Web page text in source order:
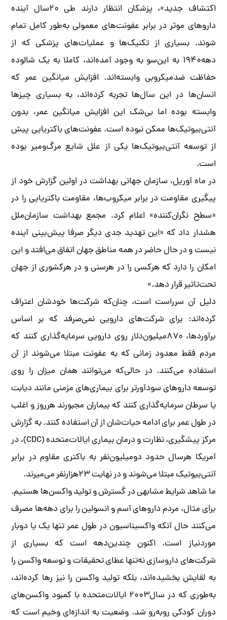
اکتشاف جدید»، پزشکان انتظار دارند طی ۲۰‌سال آینده
داروهای موثر در برابر عفونت‌های معمولی به‌طور کامل تمام
شوند. بسیاری از تکنیک‌ها و عملیات‌های پزشکی که از
دهه۱۹۴۰ به این‌سو به وجود آمده‌اند، کاملا به یک شالوده
حفاظت ضدمیکروبی وابسته‌اند. افزایش میانگین عمر که
انسان‌ها در این سال‌ها تجربه کرده‌اند، به بسیاری چیزها
وابسته بوده اما بی‌شک این افزایش میانگین عمر، بدون
آنتی‌بیوتیک‌ها ممکن نبوده است. عفونت‌های باکتریایی پیش
از توسعه آنتی‌بیوتیک‌ها یکی از علل شایع مرگ‌و‌میر بوده
است.
در ماه آوریل، سازمان جهانی بهداشت در اولین گزارش خود از
پیگیری مقاومت در برابر میکروب‌ها، مقاومت باکتریایی را در
«سطح نگران‌کننده» اعلام کرد. مجمع بهداشت سازمان‌ملل
هشدار داد که «این تهدید جدی دیگر صرفا پیش‌بینی آینده
نیست و در حال حاضر در همه مناطق جهان اتفاق می‌افتد و این
امکان را دارد که هرکسی را در هرسنی و در هرکشوری از جهان
تحت‌تاثیر قرار دهد.»
دلیل آن سر‌راست است، چنان‌که شرکت‌ها خودشان اعتراف
کرده‌اند: برای شرکت‌های دارویی نمی‌صرفد که بر اساس
برآوردها، ۸۷۰میلیون‌دلار روی دارویی سرمایه‌گذاری کنند که
مردم فقط معدود زمانی که به عفونت مبتلا می‌شوند از آن
استفاده می‌کنند. در حالی‌که می‌توانند همان میزان را روی
توسعه داروهای سودآورتر برای بیماری‌های مزمنی مانند دیابت
یا سرطان سرمایه‌گذاری کنند که بیماران مجبورند هرروز و اغلب
در طول عمر برای ادامه حیات‌شان از آن استفاده کنند. به گزارش
مرکز پیشگیری، نظارت و درمان بیماری ایالات‌متحده (CDC)، در
آمریکا هرسال حدود دومیلیون‌نفر به باکتری مقاوم در برابر
آنتی‌بیوتیک مبتلا می‌شوند و در نهایت ۲۳هزارنفر می‌میرند.
ما شاهد شرایط مشابهی در گسترش و تولید واکسن‌ها هستیم.
برای مثال، مردم داروهای آسم و انسولین را برای دهه‌ها مصرف
می‌کنند حال آنکه واکسیناسیون در طول عمر تنها یک یا دوبار
موردنیاز است. اکنون چندین‌دهه است که بسیاری از
شرکت‌های داروسازی نه‌تنها عطای تحقیقات و توسعه واکسن را
به لقایش بخشیده‌اند، بلکه تولید واکسن را نیز رها کرده‌اند،
به‌طوری که در سال۲۰۰۳ ایالات‌متحده با کمبود واکسن‌های
دوران کودکی روبه‌رو شد. وضعیت به اندازه‌ای وخیم است که